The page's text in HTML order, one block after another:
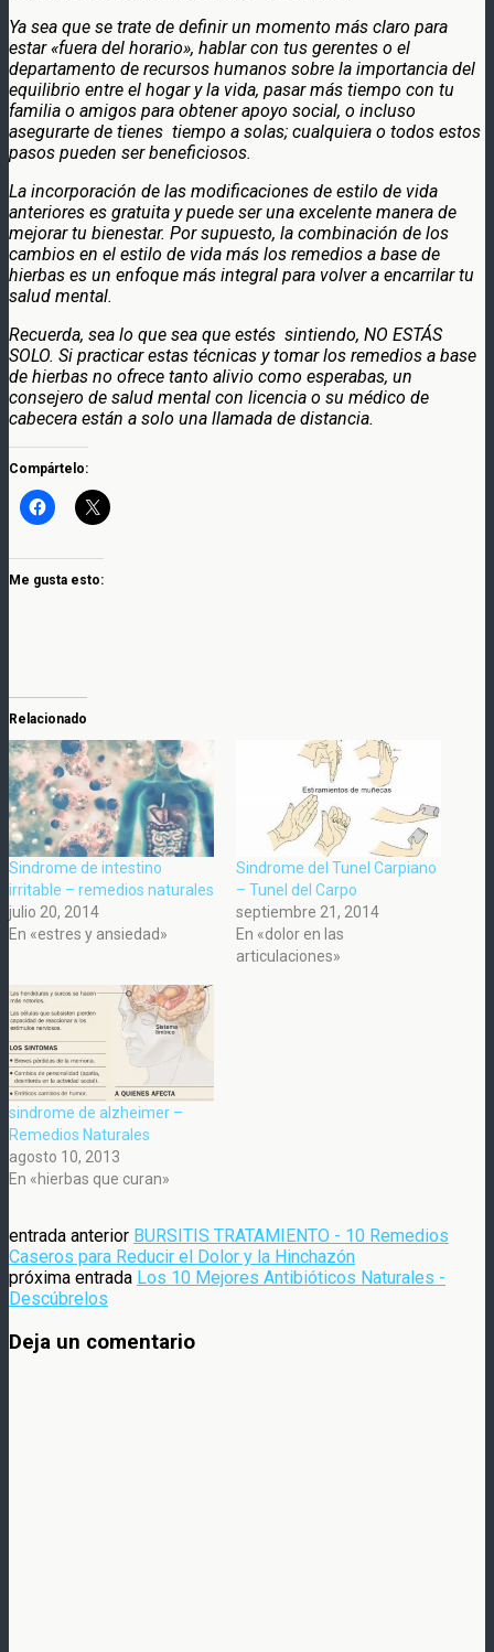
Ya sea que se trate de definir un momento más claro para
estar «fuera del horario», hablar con tus gerentes o el
departamento de recursos humanos sobre la importancia del
equilibrio entre el hogar y la vida, pasar más tiempo con tu
familia o amigos para obtener apoyo social, o incluso
asegurarte de tienes tiempo a solas; cualquiera o todos estos
pasos pueden ser beneficiosos.
La incorporación de las modificaciones de estilo de vida
anteriores es gratuita y puede ser una excelente manera de
mejorar tu bienestar. Por supuesto, la combinación de los
cambios en el estilo de vida más los remedios a base de
hierbas es un enfoque más integral para volver a encarrilar tu
salud mental.
Recuerda, sea lo que sea que estés sintiendo, NO ESTÁS
SOLO. Si practicar estas técnicas y tomar los remedios a base
de hierbas no ofrece tanto alivio como esperabas, un
consejero de salud mental con licencia o su médico de
cabecera están a solo una llamada de distancia.
Compártelo:
Me gusta esto:
Relacionado
Sindrome de intestino
irritable – remedios naturales
julio 20, 2014
En «estres y ansiedad»
Sindrome del Tunel Carpiano
– Tunel del Carpo
septiembre 21, 2014
En «dolor en las
articulaciones»
sindrome de alzheimer –
Remedios Naturales
agosto 10, 2013
En «hierbas que curan»
entrada anterior BURSITIS TRATAMIENTO - 10 Remedios
Caseros para Reducir el Dolor y la Hinchazón
próxima entrada Los 10 Mejores Antibióticos Naturales -
Descúbrelos
Deja un comentario